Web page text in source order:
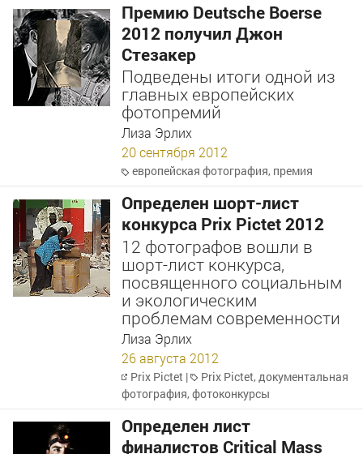
Премию Deutsche Boerse
2012 получил Джон
Стезакер
Подведены итоги одной из
главных европейских
фотопремий
Лиза Эрлих
20 сентября 2012
европейская фотография, премия
Определен шорт-лист
конкурса Prix Pictet 2012
12 фотографов вошли в
шорт-лист конкурса,
посвященного социальным
и экологическим
проблемам современности
Лиза Эрлих
26 августа 2012
Prix Pictet | Prix Pictet, документальная
фотография,фотоконкурсы
Определен лист
финалистов Critical Mass